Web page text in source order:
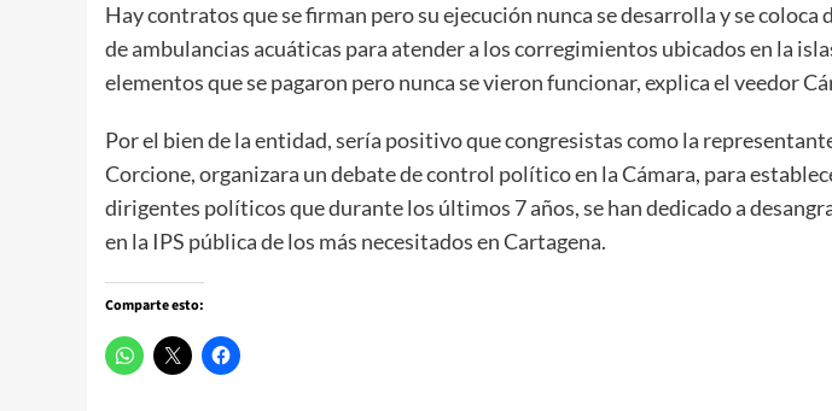
Hay contratos que se firman pero su ejecución nunca se desarrolla y se coloca
de ambulancias acuáticas para atender a los corregimientos ubicados en la
elementos que se pagaron pero nunca se vieron funcionar, explica el veedor
Por el bien de la entidad, sería positivo que congresistas como la
Corcione, organizara un debate de control político en la Cámara, para
dirigentes políticos que durante los últimos 7 años, se han dedicado a
en la IPS pública de los más necesitados en Cartagena.
Comparte esto: